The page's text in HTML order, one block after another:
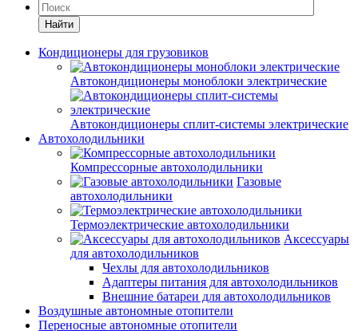
Найти
Кондиционеры для грузовиков
Автокондиционеры моноблоки электрические
Автокондиционеры сплит-системы электрические
Автохолодильники
Компрессорные автохолодильники
Газовые
автохолодильники
Термоэлектрические автохолодильники
Аксессуары
для автохолодильников
Чехлы для автохолодильников
Адаптеры питания для автохолодильников
Внешние батареи для автохолодильников
Воздушные автономные отопители
Переносные автономные отопители